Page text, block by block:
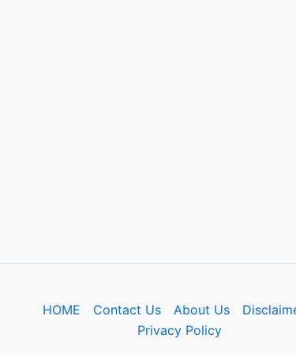
HOME Contact Us About Us
Privacy Policy